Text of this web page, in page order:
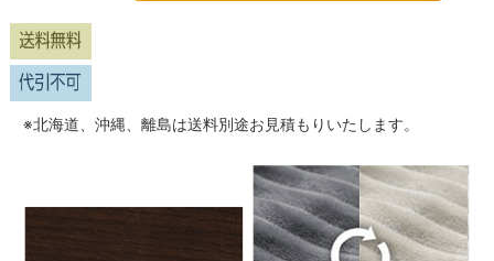
※北海道、沖縄、離島は送料別途お見積もりいたします。